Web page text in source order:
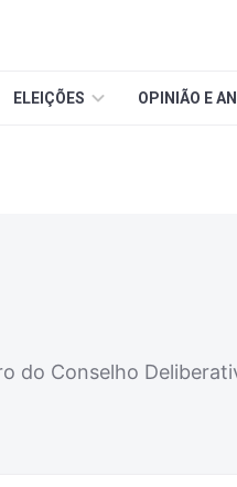
ELEIÇÕES OPINIÃO E
do Conselho